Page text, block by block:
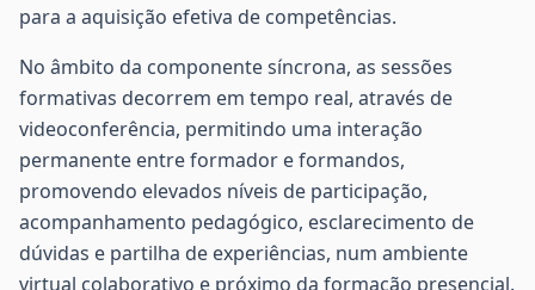
para a aquisição efetiva de competências.
No âmbito da componente síncrona, as sessões
formativas decorrem em tempo real, através de
videoconferência, permitindo uma interação
permanente entre formador e formandos,
promovendo elevados níveis de participação,
acompanhamento pedagógico, esclarecimento de
dúvidas e partilha de experiências, num ambiente
virtual colaborativo e próximo da formação presencial.